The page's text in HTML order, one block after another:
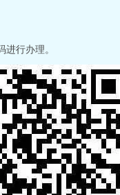
行办理。